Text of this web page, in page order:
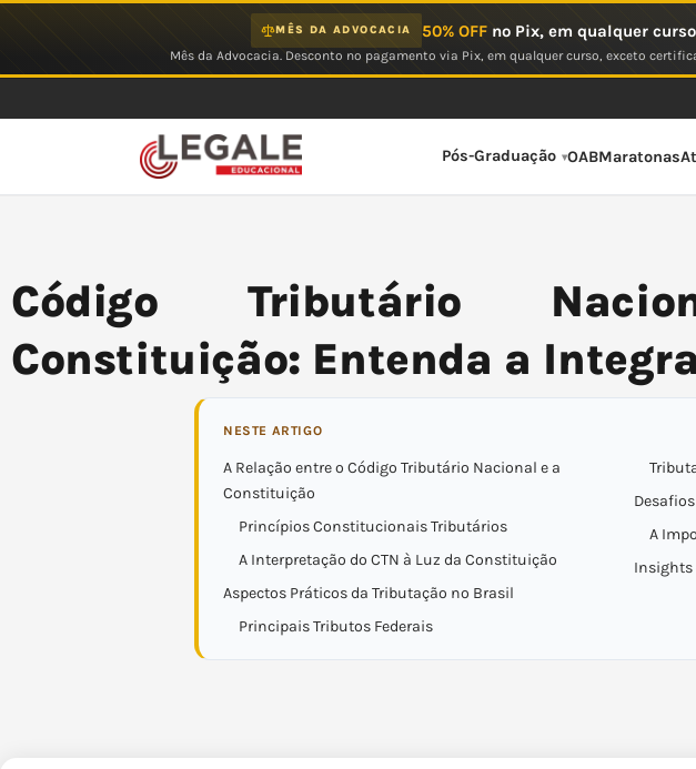
MÊS DA ADVOCACIA 50% OFFno Pix, em qualquer curso
Mês da Advocacia. Desconto no pagamento via Pix, em qualquer curso, exceto
Pós-Graduação OABMaratonas
Código Tributário
Constituição: Entenda a
NESTE ARTIGO
A Relação entre o Código Tributário Nacional e a
Constituição
Princípios Constitucionais Tributários
A Interpretação do CTN à Luz da Constituição
Aspectos Práticos da Tributação no Brasil
Principais Tributos Federais
A
Insights